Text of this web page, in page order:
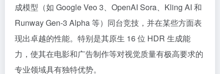
成模型（如 Google Veo 3、OpenAI Sora、Kling AI 和
Runway Gen-3 Alpha 等）同台竞技，并在某些方面表
现出卓越的性能。特别是其原生 16 位 HDR 生成能
力，使其在电影和广告制作等对视觉质量有极高要求的
专业领域具有独特优势。